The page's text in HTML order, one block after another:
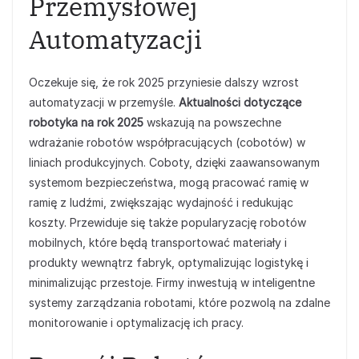
Automatyzacji
Oczekuje się, że rok 2025 przyniesie dalszy wzrost
automatyzacji w przemyśle. Aktualności dotyczące
robotyka na rok 2025 wskazują na powszechne
wdrażanie robotów współpracujących (cobotów) w
liniach produkcyjnych. Coboty, dzięki zaawansowanym
systemom bezpieczeństwa, mogą pracować ramię w
ramię z ludźmi, zwiększając wydajność i redukując
koszty. Przewiduje się także popularyzację robotów
mobilnych, które będą transportować materiały i
produkty wewnątrz fabryk, optymalizując logistykę i
minimalizując przestoje. Firmy inwestują w inteligentne
systemy zarządzania robotami, które pozwolą na zdalne
monitorowanie i optymalizację ich pracy.